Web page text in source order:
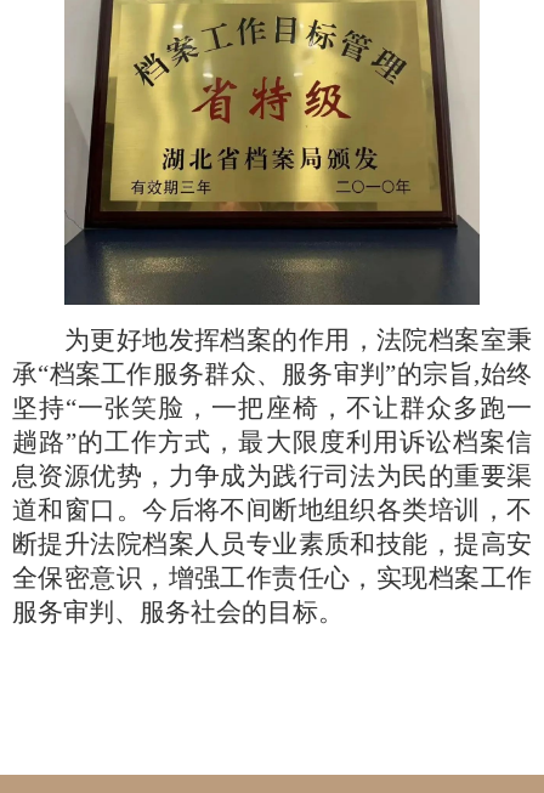
为更好地发挥档案的作用，法院档案室秉
承“档案工作服务群众、服务审判”的宗旨,始终
坚持“一张笑脸，一把座椅，不让群众多跑一
趟路”的工作方式，最大限度利用诉讼档案信
息资源优势，力争成为践行司法为民的重要渠
道和窗口。今后将不间断地组织各类培训，不
断提升法院档案人员专业素质和技能，提高安
全保密意识，增强工作责任心，实现档案工作
服务审判、服务社会的目标。